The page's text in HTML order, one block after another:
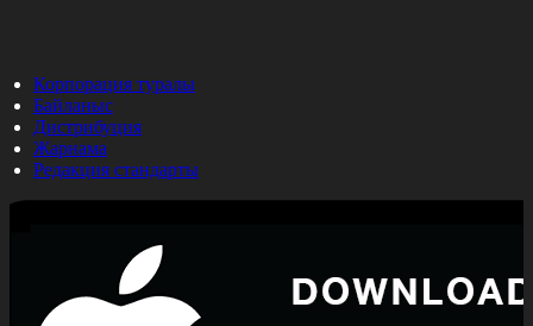
Корпорация туралы
Байланыс
Дистрибуция
Жарнама
Редакция стандарты